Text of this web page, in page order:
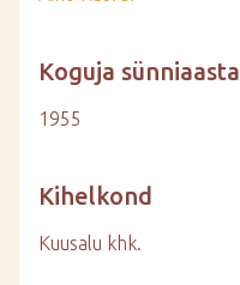
Koguja sünniaasta
1955
Kihelkond
Kuusalu khk.